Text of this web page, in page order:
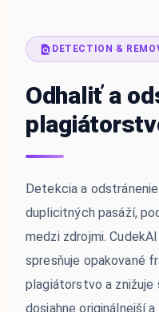
DETECTION &
Odhaliť a
Detekcia a
duplicitných pasáží,
medzi zdrojmi.
spresňuje opakované
plagiátorstvo a
dosiahne originálnejší